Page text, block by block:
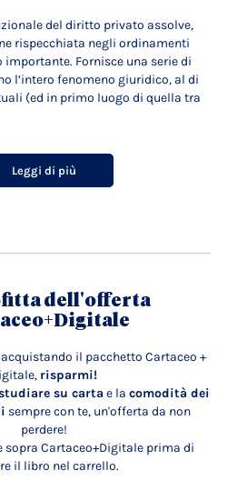
del diritto privato assolve,
rispecchiata negli ordinamenti
Fornisce una serie di
l’intero fenomeno giuridico, al di
(ed in primo luogo di quella tra
Leggi di più
dell'offerta
il pacchetto Cartaceo +
risparmi!
su carta e la comodità dei
sempre con te, un'offerta da non
perdere!
sopra Cartaceo+Digitale prima di
il libro nel carrello.